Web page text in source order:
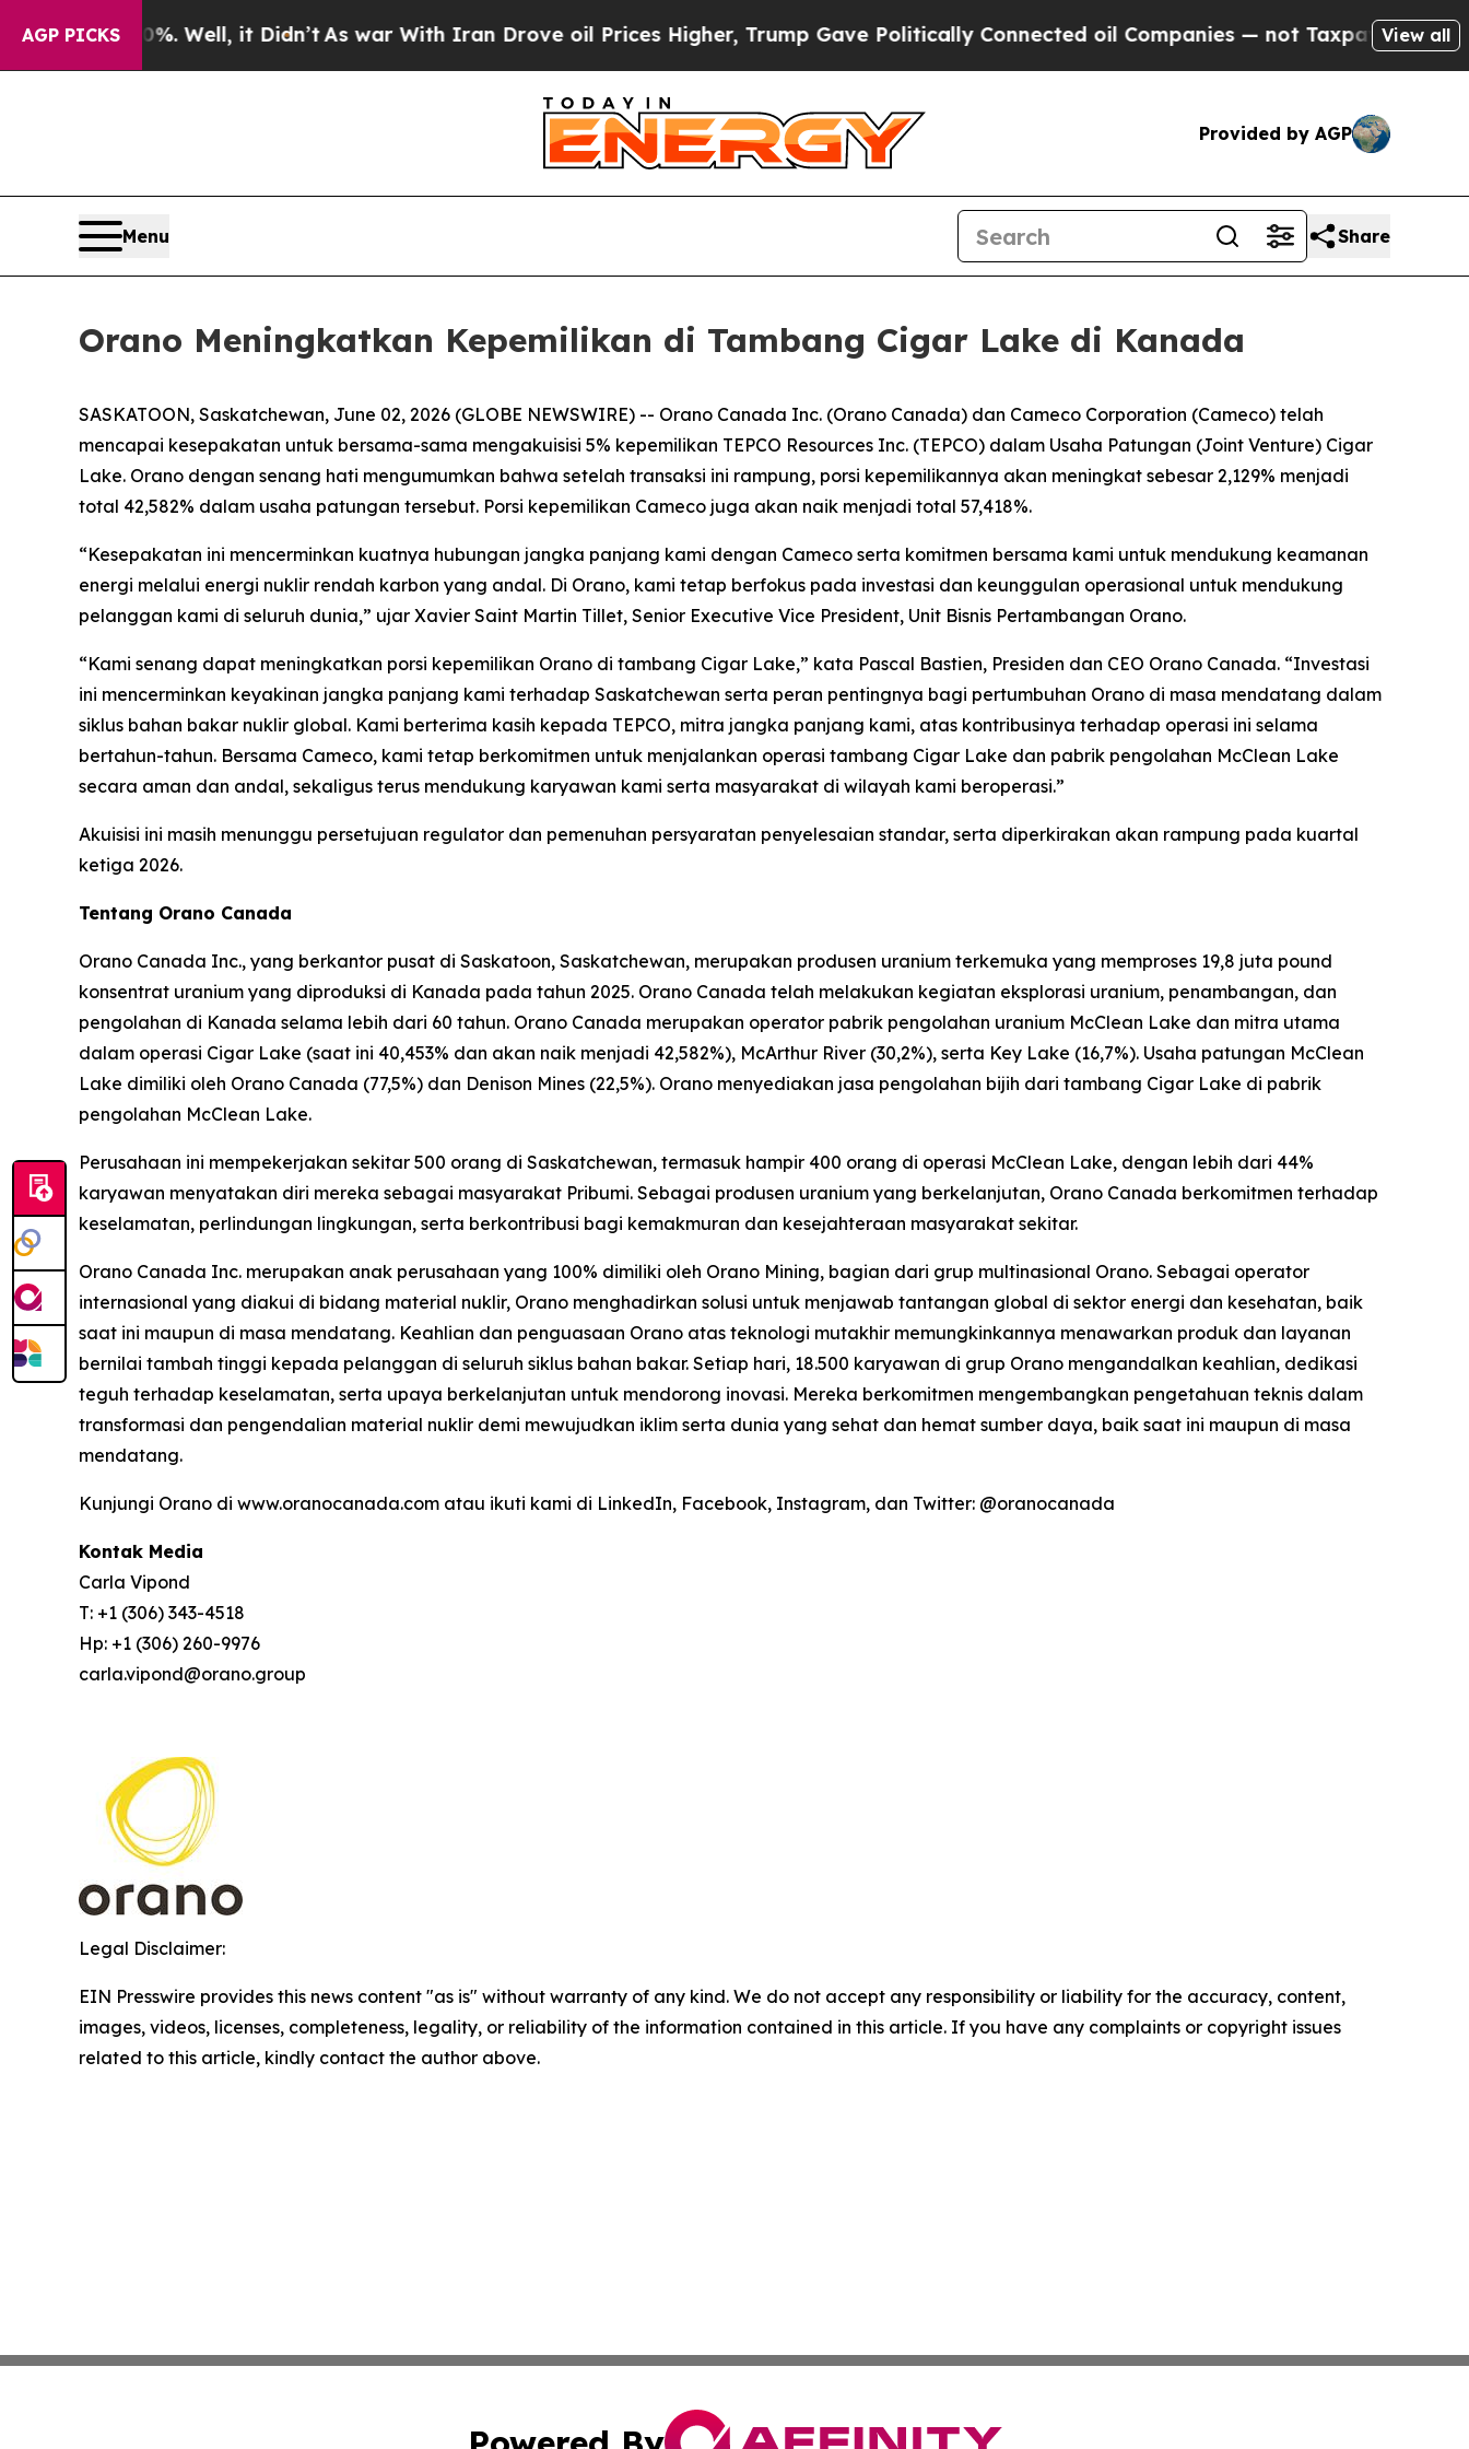
AGP PICKS
40%. Well, it Didn’t As war With Iran Drove oil Prices Higher, Trump Gave Politically Connected oil Companies — not Taxpayers — theView all
Provided by AGP
Menu Share
Orano Meningkatkan Kepemilikan di Tambang Cigar Lake di Kanada
SASKATOON, Saskatchewan, June 02, 2026 (GLOBE NEWSWIRE) -- Orano Canada Inc. (Orano Canada) dan Cameco Corporation (Cameco) telah
mencapai kesepakatan untuk bersama-sama mengakuisisi 5% kepemilikan TEPCO Resources Inc. (TEPCO) dalam Usaha Patungan (Joint Venture) Cigar
Lake. Orano dengan senang hati mengumumkan bahwa setelah transaksi ini rampung, porsi kepemilikannya akan meningkat sebesar 2,129% menjadi
total 42,582% dalam usaha patungan tersebut. Porsi kepemilikan Cameco juga akan naik menjadi total 57,418%.
“Kesepakatan ini mencerminkan kuatnya hubungan jangka panjang kami dengan Cameco serta komitmen bersama kami untuk mendukung keamanan
energi melalui energi nuklir rendah karbon yang andal. Di Orano, kami tetap berfokus pada investasi dan keunggulan operasional untuk mendukung
pelanggan kami di seluruh dunia,” ujar Xavier Saint Martin Tillet, Senior Executive Vice President, Unit Bisnis Pertambangan Orano.
“Kami senang dapat meningkatkan porsi kepemilikan Orano di tambang Cigar Lake,” kata Pascal Bastien, Presiden dan CEO Orano Canada. “Investasi
ini mencerminkan keyakinan jangka panjang kami terhadap Saskatchewan serta peran pentingnya bagi pertumbuhan Orano di masa mendatang dalam
siklus bahan bakar nuklir global. Kami berterima kasih kepada TEPCO, mitra jangka panjang kami, atas kontribusinya terhadap operasi ini selama
bertahun-tahun. Bersama Cameco, kami tetap berkomitmen untuk menjalankan operasi tambang Cigar Lake dan pabrik pengolahan McClean Lake
secara aman dan andal, sekaligus terus mendukung karyawan kami serta masyarakat di wilayah kami beroperasi.”
Akuisisi ini masih menunggu persetujuan regulator dan pemenuhan persyaratan penyelesaian standar, serta diperkirakan akan rampung pada kuartal
ketiga 2026.
Tentang Orano Canada
Orano Canada Inc., yang berkantor pusat di Saskatoon, Saskatchewan, merupakan produsen uranium terkemuka yang memproses 19,8 juta pound
konsentrat uranium yang diproduksi di Kanada pada tahun 2025. Orano Canada telah melakukan kegiatan eksplorasi uranium, penambangan, dan
pengolahan di Kanada selama lebih dari 60 tahun. Orano Canada merupakan operator pabrik pengolahan uranium McClean Lake dan mitra utama
dalam operasi Cigar Lake (saat ini 40,453% dan akan naik menjadi 42,582%), McArthur River (30,2%), serta Key Lake (16,7%). Usaha patungan McClean
Lake dimiliki oleh Orano Canada (77,5%) dan Denison Mines (22,5%). Orano menyediakan jasa pengolahan bijih dari tambang Cigar Lake di pabrik
pengolahan McClean Lake.
Perusahaan ini mempekerjakan sekitar 500 orang di Saskatchewan, termasuk hampir 400 orang di operasi McClean Lake, dengan lebih dari 44%
karyawan menyatakan diri mereka sebagai masyarakat Pribumi. Sebagai produsen uranium yang berkelanjutan, Orano Canada berkomitmen terhadap
keselamatan, perlindungan lingkungan, serta berkontribusi bagi kemakmuran dan kesejahteraan masyarakat sekitar.
Orano Canada Inc. merupakan anak perusahaan yang 100% dimiliki oleh Orano Mining, bagian dari grup multinasional Orano. Sebagai operator
internasional yang diakui di bidang material nuklir, Orano menghadirkan solusi untuk menjawab tantangan global di sektor energi dan kesehatan, baik
saat ini maupun di masa mendatang. Keahlian dan penguasaan Orano atas teknologi mutakhir memungkinkannya menawarkan produk dan layanan
bernilai tambah tinggi kepada pelanggan di seluruh siklus bahan bakar. Setiap hari, 18.500 karyawan di grup Orano mengandalkan keahlian, dedikasi
teguh terhadap keselamatan, serta upaya berkelanjutan untuk mendorong inovasi. Mereka berkomitmen mengembangkan pengetahuan teknis dalam
transformasi dan pengendalian material nuklir demi mewujudkan iklim serta dunia yang sehat dan hemat sumber daya, baik saat ini maupun di masa
mendatang.
Kunjungi Orano di www.oranocanada.com atau ikuti kami di LinkedIn, Facebook, Instagram, dan Twitter: @oranocanada
Kontak Media
Carla Vipond
T: +1 (306) 343-4518
Hp: +1 (306) 260-9976
carla.vipond@orano.group
Legal Disclaimer:
EIN Presswire provides this news content "as is" without warranty of any kind. We do not accept any responsibility or liability for the accuracy, content,
images, videos, licenses, completeness, legality, or reliability of the information contained in this article. If you have any complaints or copyright issues
related to this article, kindly contact the author above.